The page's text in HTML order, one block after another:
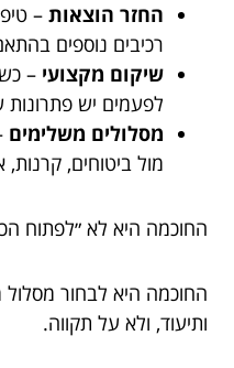
החזר הוצאות –
רכיבים נוספים
שיקום מקצועי –
לפעמים יש
מסלולים משלימים
מול ביטוחים, קרנות,
החוכמה היא לא ״לפתוח
החוכמה היא לבחור
ותיעוד, ולא על תקווה.